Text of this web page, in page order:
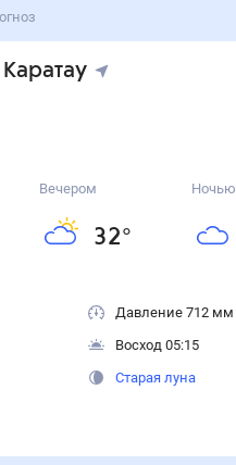
Вечером
32°
Ночью
Давление 712 мм
Восход 05:15
Старая луна